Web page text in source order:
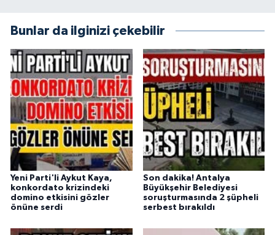
Bunlar da ilginizi çekebilir
Yeni Parti'li Aykut Kaya,
konkordato krizindeki
domino etkisini gözler
önüne serdi
Son dakika! Antalya
Büyükşehir Belediyesi
soruşturmasında 2 şüpheli
serbest bırakıldı